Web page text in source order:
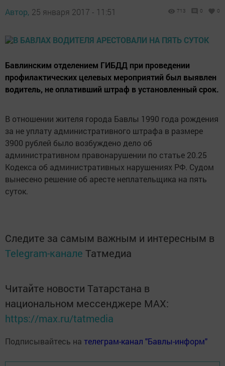
Автор, 25 января 2017 - 11:51 713 0 0
Бавлинским отделением ГИБДД при проведении
профилактических целевых мероприятий был выявлен
водитель, не оплативший штраф в установленный срок.
В отношении жителя города Бавлы 1990 года рождения
за не уплату административного штрафа в размере
3900 рублей было возбуждено дело об
административном правонарушении по статье 20.25
Кодекса об административных нарушениях РФ. Судом
вынесено решение об аресте неплательщика на пять
суток.
Следите за самым важным и интересным в
Telegram-канале Татмедиа
Читайте новости Татарстана в
национальном мессенджере MАХ:
https://max.ru/tatmedia
Подписывайтесь на телеграм-канал "Бавлы-информ"